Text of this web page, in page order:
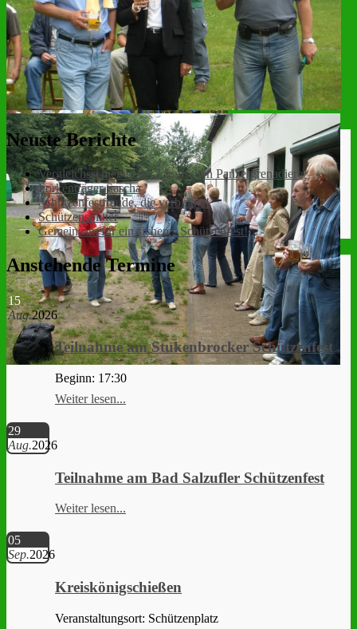
Neuste Berichte
Vergleichsschießen der Lippischen Panzergrenadiere
Forkenträger Sascha
Schützenfestfreude, die verbindet!
Schützensplitter
Gemeinsam für ein sicheres Schützenfest!
Anstehende Termine
15
Aug.2026
Teilnahme am Stukenbrocker Schützenfest
Beginn: 17:30
Weiter lesen...
29
Aug.2026
Teilnahme am Bad Salzufler Schützenfest
Weiter lesen...
05
Sep.2026
Kreiskönigschießen
Veranstaltungsort: Schützenplatz